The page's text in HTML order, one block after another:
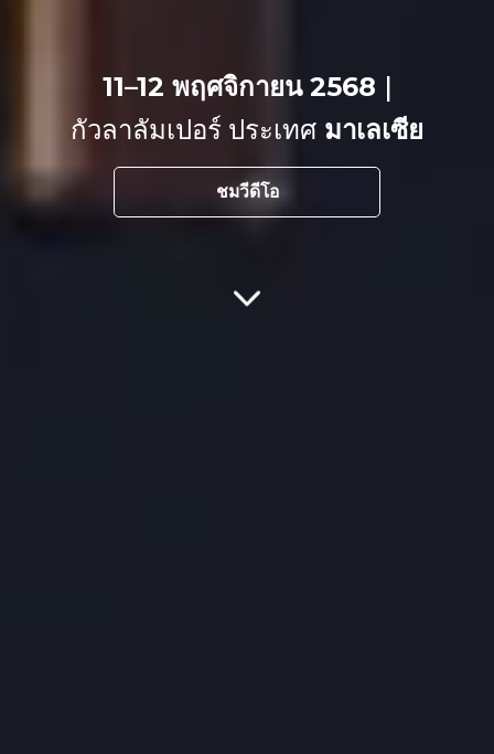
11–12 พฤศจิกายน 2568 |
กัวลาลัมเปอร์ ประเทศ มาเลเซีย
ชมวีดีโอ